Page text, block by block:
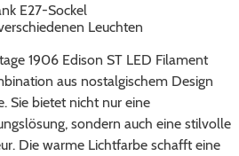
E27-Sockel
Leuchten
1906 Edison ST LED Filament
aus nostalgischem Design
Sie bietet nicht nur eine
sondern auch eine stilvolle
Die warme Lichtfarbe schafft eine